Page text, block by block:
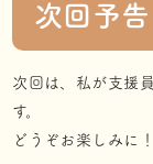
次回予告
次回は、私が支援
す。
どうぞお楽しみに！